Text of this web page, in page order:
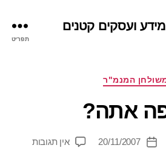
ועסקים קטנים
תפריט
קטגוריות
המנמ"ר
אתה?
תאריך20/11/2007 אין תגובותעל